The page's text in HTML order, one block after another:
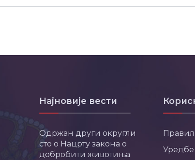
Најновије вести
Одржан други округли
сто о Нацрту закона о
добробити животиња
Уредбе